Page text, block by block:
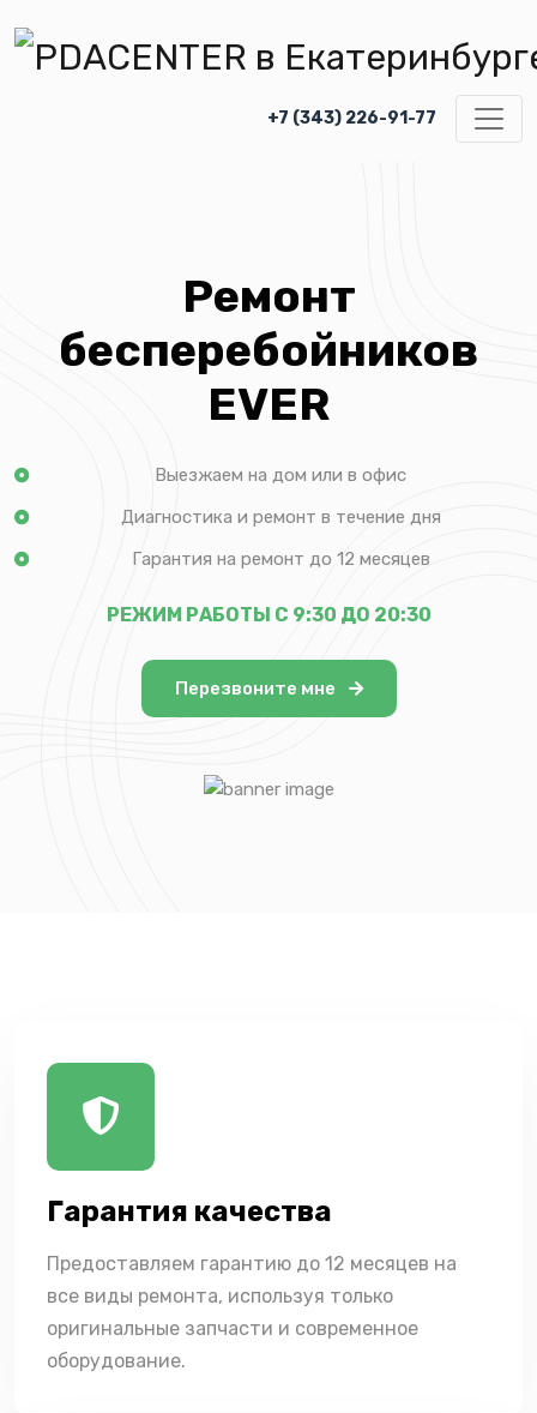
+7 (343) 226-91-77
Ремонт
бесперебойников
EVER
Выезжаем на дом или в офис
Диагностика и ремонт в течение дня
Гарантия на ремонт до 12 месяцев
РЕЖИМ РАБОТЫ С 9:30 ДО 20:30
Перезвоните мне
Гарантия качества
Предоставляем гарантию до 12 месяцев на
все виды ремонта, используя только
оригинальные запчасти и современное
оборудование.